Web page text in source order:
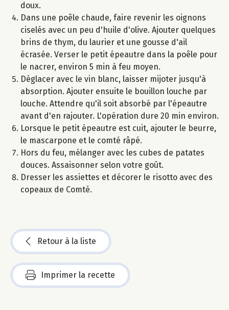
doux.
Dans une poêle chaude, faire revenir les oignons
ciselés avec un peu d'huile d'olive. Ajouter quelques
brins de thym, du laurier et une gousse d'ail
écrasée. Verser le petit épeautre dans la poêle pour
le nacrer, environ 5 min à feu moyen.
Déglacer avec le vin blanc, laisser mijoter jusqu'à
absorption. Ajouter ensuite le bouillon louche par
louche. Attendre qu'il soit absorbé par l'épeautre
avant d'en rajouter. L'opération dure 20 min environ.
Lorsque le petit épeautre est cuit, ajouter le beurre,
le mascarpone et le comté râpé.
Hors du feu, mélanger avec les cubes de patates
douces. Assaisonner selon votre goût.
Dresser les assiettes et décorer le risotto avec des
copeaux de Comté.
Retour à la liste
Imprimer la recette